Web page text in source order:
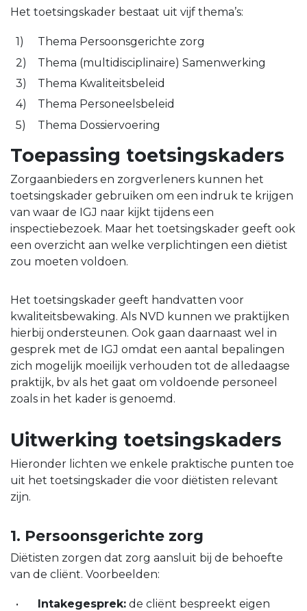
Het toetsingskader bestaat uit vijf thema’s:
Thema Persoonsgerichte zorg
Thema (multidisciplinaire) Samenwerking
Thema Kwaliteitsbeleid
Thema Personeelsbeleid
Thema Dossiervoering
Toepassing toetsingskaders
Zorgaanbieders en zorgverleners kunnen het
toetsingskader gebruiken om een indruk te krijgen
van waar de IGJ naar kijkt tijdens een
inspectiebezoek. Maar het toetsingskader geeft ook
een overzicht aan welke verplichtingen een diëtist
zou moeten voldoen.
Het toetsingskader geeft handvatten voor
kwaliteitsbewaking. Als NVD kunnen we praktijken
hierbij ondersteunen. Ook gaan daarnaast wel in
gesprek met de IGJ omdat een aantal bepalingen
zich mogelijk moeilijk verhouden tot de alledaagse
praktijk, bv als het gaat om voldoende personeel
zoals in het kader is genoemd.
Uitwerking toetsingskaders
Hieronder lichten we enkele praktische punten toe
uit het toetsingskader die voor diëtisten relevant
zijn.
1. Persoonsgerichte zorg
Diëtisten zorgen dat zorg aansluit bij de behoefte
van de cliënt. Voorbeelden:
Intakegesprek: de cliënt bespreekt eigen